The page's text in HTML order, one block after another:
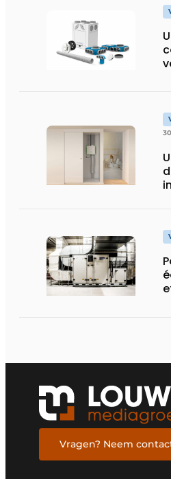
Vragen? Neem